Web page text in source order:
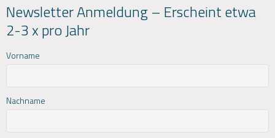
Newsletter Anmeldung – Erscheint etwa
2-3 x pro Jahr
Vorname
Nachname